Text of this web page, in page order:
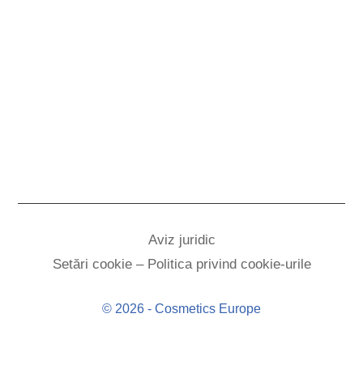
Aviz juridic
Setări cookie – Politica privind cookie-urile
© 2026 - Cosmetics Europe